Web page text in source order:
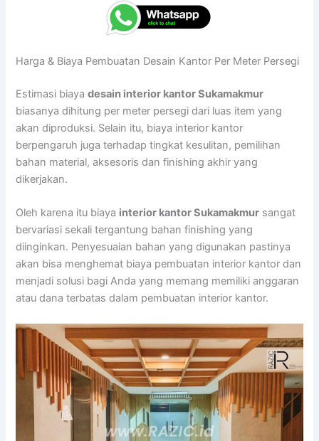
Harga & Biaya Pembuatan Desain Kantor Per Meter Persegi
Estimasi biayadesain interior kantor Sukamakmur
biasanya dihitung per meter persegi dari luas item yang
akan diproduksi. Selain itu, biaya interior kantor
berpengaruh juga terhadap tingkat kesulitan, pemilihan
bahan material, aksesoris dan finishing akhir yang
dikerjakan.
Oleh karena itu biaya interior kantor Sukamakmur sangat
bervariasi sekali tergantung bahan finishing yang
diinginkan. Penyesuaian bahan yang digunakan pastinya
akan bisa menghemat biaya pembuatan interior kantor dan
menjadi solusi bagi Anda yang memang memiliki anggaran
atau dana terbatas dalam pembuatan interior kantor.